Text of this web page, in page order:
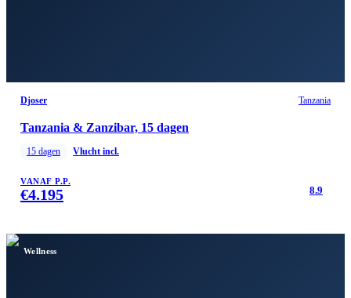
Djoser Tanzania
Tanzania & Zanzibar, 15 dagen
15 dagen Vlucht incl.
VANAF P.P.
€4.195 8.9
Wellness